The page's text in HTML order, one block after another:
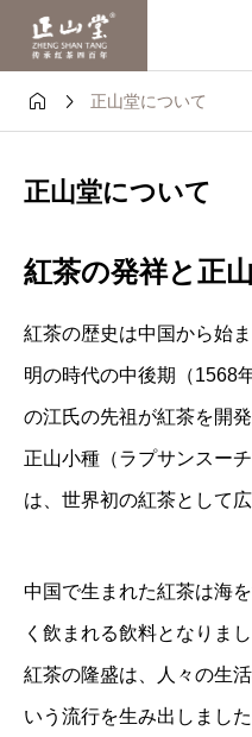
  正山堂について
正山堂について
紅茶の発祥と正
紅茶の歴史は中国から始ま
明の時代の中後期（1568
の江氏の先祖が紅茶を開発
正山小種（ラプサンスー
は、世界初の紅茶として
中国で生まれた紅茶は海
く飲まれる飲料となりまし
紅茶の隆盛は、人々の生
いう流行を生み出しました